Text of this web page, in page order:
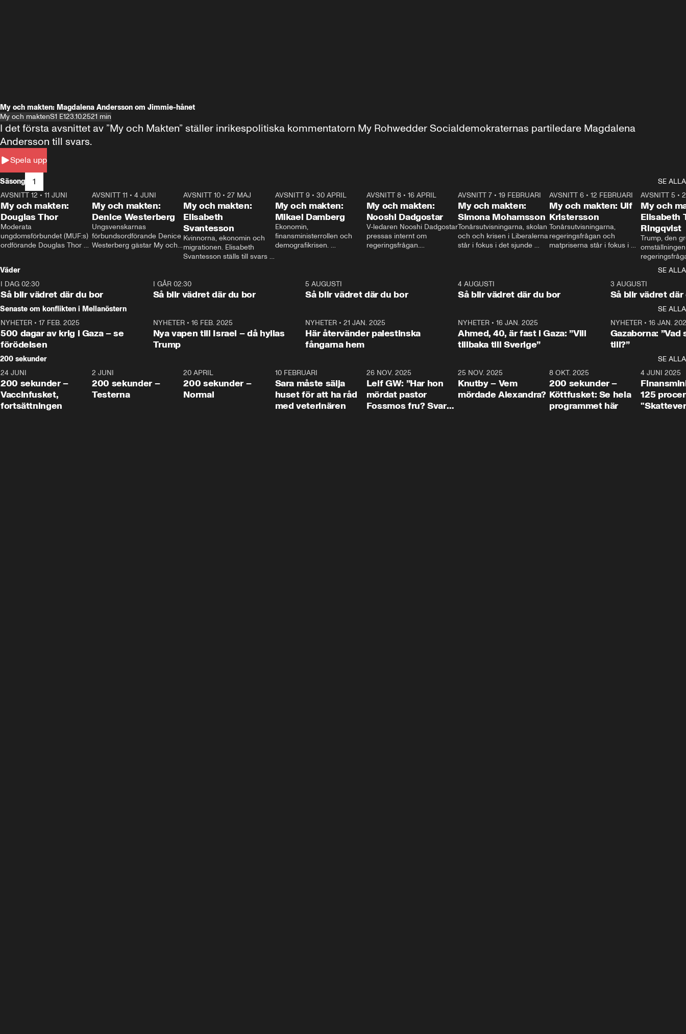
My och makten: Magdalena Andersson om Jimmie-hånet
My och maktenS1 E123.10.2521 min
Spela upp
I det första avsnittet av ”My och Makten” ställer inrikespolitiska kommentatorn My Rohwedder Socialdemokraternas partiledare Magdalena
Andersson till svars.
Säsong 1
SE ALLA
26:27
AVSNITT 12 • 11 JUNI
My och makten:
Douglas Thor
Moderata
ungdomsförbundet (MUF:s)
ordförande Douglas Thor
tonårsutvisningarna och hur
Moderaterna ska locka
väljare till valet i höst.
23:40
AVSNITT 11 •4 JUNI
My och makten:
Denice Westerberg
Ungsvenskarnas
förbundsordförande Denice
Westerberg gästar My och
AVSNITT 10 •27 MAJ
My och makten:
Elisabeth
Svantesson
Kvinnorna, ekonomin och
migrationen. Elisabeth
Svantesson ställs till svars
AVSNITT 9• 30 APRIL
My och makten:
Mikael Damberg
Ekonomin,
finansministerrollen och
demografikrisen.
och Makten.
AVSNITT 8• 16 APRIL
My och makten:
Nooshi Dadgostar
V-ledaren Nooshi Dadgostar
pressas internt om
regeringsfrågan.
– Vi ställer upp i val. Ska vi
vara med så sitter vi förstås
24:30
AVSNITT 7• 19 FEBRUARI
My och makten:
Simona Mohamsson
Tonårsutvisningarna, skolan
och och krisen i Liberalerna
står i fokus i det sjunde
kommentator My
Rohwedder ställer
utbildnings- och
Mohamsson till svars.
27:30
AVSNITT 6 •12 FEBRUARI
My och makten: Ulf
Kristersson
Tonårsutvisningarna,
regeringsfrågan och
matpriserna står i fokus i
Rohwedder ställer
statsminister Ulf Kristersson
AVSNITT 5 •
My och
Elisabeth
Ringqvist
Trump, den
centrum i
avsnittet av
Makten”. Se
Aftonbladets
Rohwedder
Thand Ring
Väder
SE ALLA
I DAG 02:30
Så blir vädret där du bor
1:06
I GÅR 02:30
Så blir vädret där du bor
5 AUGUSTI
Så blir vädret där du bor
4 AUGUSTI
Så blir vädret där du bor
3 AUGUSTI
Så blir vädret där
Senaste om konflikten i Mellanöstern
SE ALLA
NYHETER • 17 FEB. 2025
500 dagar av krig i Gaza – se
förödelsen
NYHETER• 16 FEB. 2025
Nya vapen till Israel – då hyllas
Trump
NYHETER •21 JAN. 2025
Här återvänder palestinska
fångarna hem
NYHETER• 16 JAN. 2025
Ahmed, 40, är fast i Gaza: ”Vill
tillbaka till Sverige”
NYHETER• 16 JAN.
Gazaborna:
till?”
200 sekunder
SE ALLA
5:00
24 JUNI
200 sekunder –
Vaccinfusket,
fortsättningen
4:23
2 JUNI
200 sekunder –
Testerna
20 APRIL
200 sekunder –
Normal
10 FEBRUARI
Sara måste sälja
huset för att ha råd
med veterinären
26 NOV. 2025
Leif GW: ”Har hon
mördat pastor
Fossmos fru? Svar
31:05
25 NOV. 2025
Knutby – Vem
mördade Alexandra?
4:29
8 OKT. 2025
200 sekunder –
Köttfusket: Se hela
programmet här
4 JUNI 2025
125